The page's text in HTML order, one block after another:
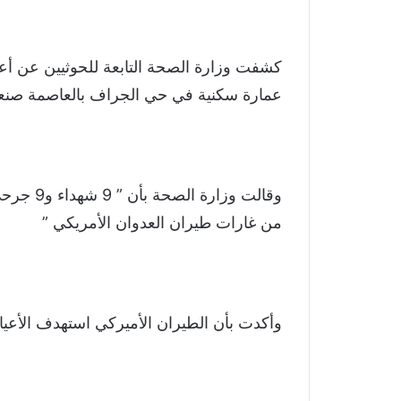
كشفت وزارة الصحة التابعة للحوثيين عن
عمارة سكنية في حي الجراف بالعاصمة
وقالت
من غارات طيران العدوان الأمريكي ”
وأكدت بأن الطيران الأميركي استهدف